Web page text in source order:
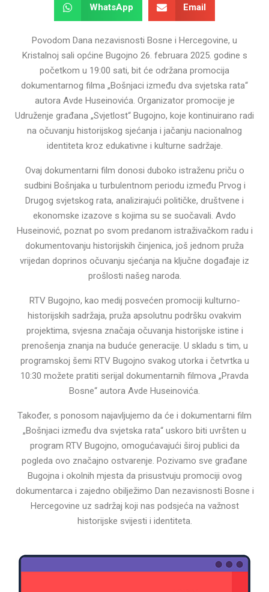
WhatsApp Email
Povodom Dana nezavisnosti Bosne i Hercegovine, u
Kristalnoj sali općine Bugojno 26. februara 2025. godine s
početkom u 19:00 sati, bit će održana promocija
dokumentarnog filma „Bošnjaci između dva svjetska rata“
autora Avde Huseinovića. Organizator promocije je
Udruženje građana „Svjetlost“ Bugojno, koje kontinuirano radi
na očuvanju historijskog sjećanja i jačanju nacionalnog
identiteta kroz edukativne i kulturne sadržaje.
Ovaj dokumentarni film donosi duboko istraženu priču o
sudbini Bošnjaka u turbulentnom periodu između Prvog i
Drugog svjetskog rata, analizirajući političke, društvene i
ekonomske izazove s kojima su se suočavali. Avdo
Huseinović, poznat po svom predanom istraživačkom radu i
dokumentovanju historijskih činjenica, još jednom pruža
vrijedan doprinos očuvanju sjećanja na ključne događaje iz
prošlosti našeg naroda.
RTV Bugojno, kao medij posvećen promociji kulturno-
historijskih sadržaja, pruža apsolutnu podršku ovakvim
projektima, svjesna značaja očuvanja historijske istine i
prenošenja znanja na buduće generacije. U skladu s tim, u
programskoj šemi RTV Bugojno svakog utorka i četvrtka u
10:30 možete pratiti serijal dokumentarnih filmova „Pravda
Bosne“ autora Avde Huseinovića.
Također, s ponosom najavljujemo da će i dokumentarni film
„Bošnjaci između dva svjetska rata“ uskoro biti uvršten u
program RTV Bugojno, omogućavajući široj publici da
pogleda ovo značajno ostvarenje. Pozivamo sve građane
Bugojna i okolnih mjesta da prisustvuju promociji ovog
dokumentarca i zajedno obilježimo Dan nezavisnosti Bosne i
Hercegovine uz sadržaj koji nas podsjeća na važnost
historijske svijesti i identiteta.